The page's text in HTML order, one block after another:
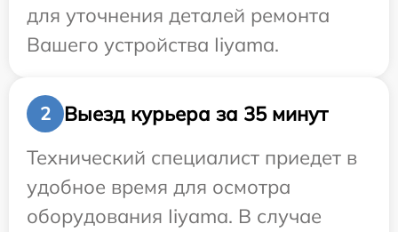
для уточнения деталей ремонта
Вашего устройства Iiyama.
2
Выезд курьера за 35 минут
Технический специалист приедет в
удобное время для осмотра
оборудования Iiyama. В случае